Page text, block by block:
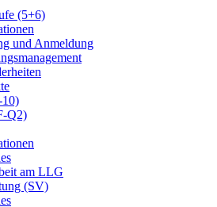
(5+6)
und Anmeldung
Q2)
am LLG
(SV)